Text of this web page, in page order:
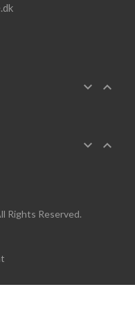
 
 
Rights Reserved.